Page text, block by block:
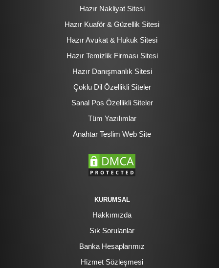
Hazır Nakliyat Sitesi
Hazır Kuaför & Güzellik Sitesi
Hazır Avukat & Hukuk Sitesi
Hazır Temizlik Firması Sitesi
Hazır Danışmanlık Sitesi
Çoklu Dil Özellikli Siteler
Sanal Pos Özellikli Siteler
Tüm Yazılımlar
Anahtar Teslim Web Site
KURUMSAL
Hakkımızda
Sık Sorulanlar
Banka Hesaplarımız
Hizmet Sözleşmesi